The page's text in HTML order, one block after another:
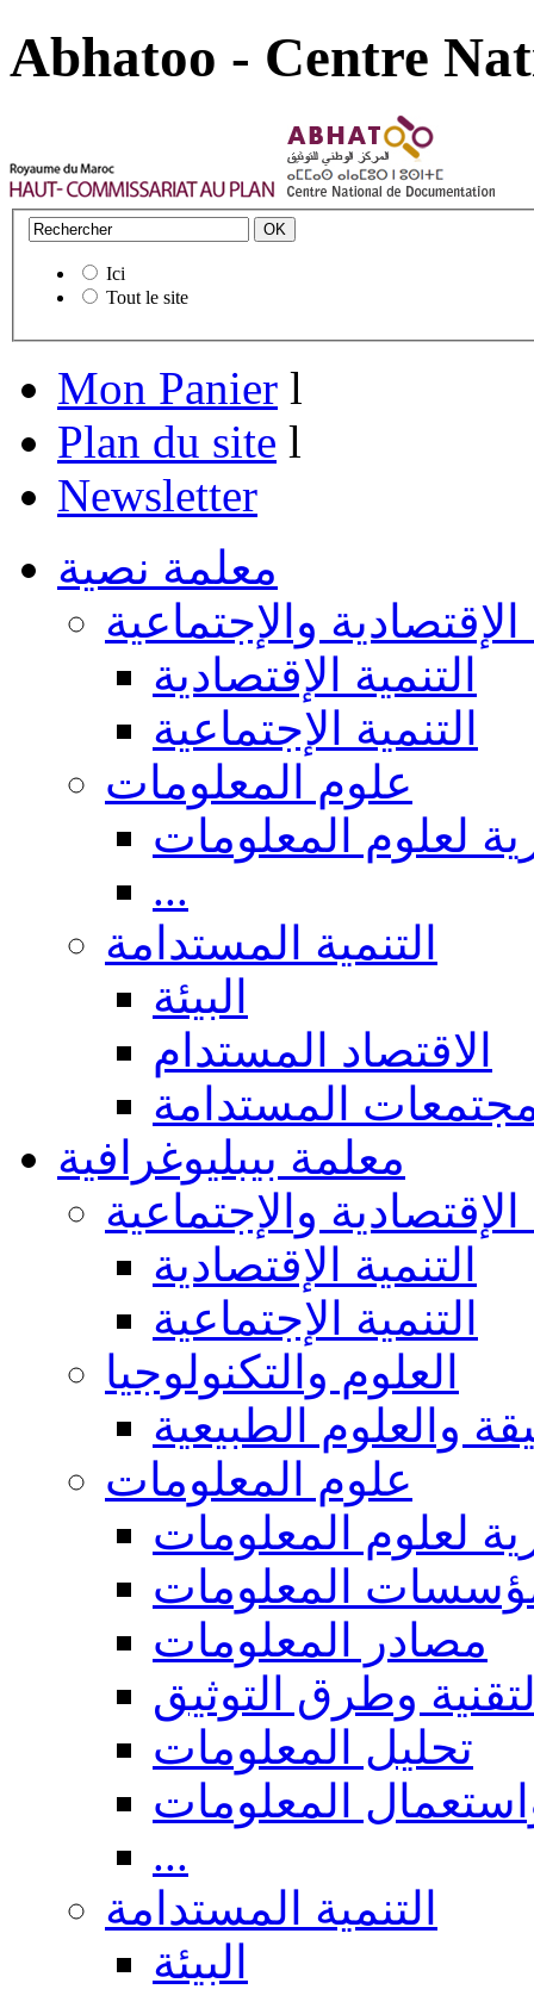
Abhatoo - Centre
Ici
Tout le site
Mon Panier l
Plan du site l
Newsletter
معلمة نصية
الإقتصادية والإجتماعية
التنمية الإقتصادية
التنمية الإجتماعية
علوم المعلومات
لعلوم المعلومات
...
التنمية المستدامة
البيئة
الاقتصاد المستدام
المستدامة
معلمة بيبليوغرافية
الإقتصادية والإجتماعية
التنمية الإقتصادية
التنمية الإجتماعية
العلوم والتكنولوجيا
والعلوم الطبيعية
علوم المعلومات
لعلوم المعلومات
المعلومات
مصادر المعلومات
وطرق التوثيق
تحليل المعلومات
المعلومات
...
التنمية المستدامة
البيئة